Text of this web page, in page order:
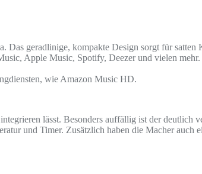
geradlinige, kompakte Design sorgt für
Apple Music, Spotify, Deezer und vielen
wie Amazon Music HD.
lässt. Besonders auffällig ist der
und Timer. Zusätzlich haben die Macher auch